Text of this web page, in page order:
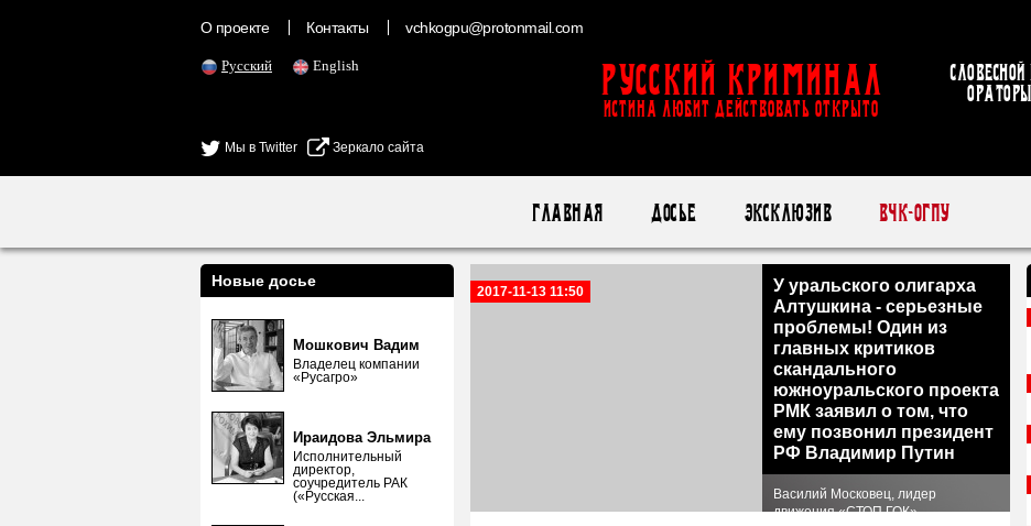
О проекте Контакты vchkogpu@protonmail.com
Русский English
Мы в Twitter Зеркало сайта
Русский Криминал
ИСТИНА ЛЮБИТ ДЕЙСТВОВАТЬ ОТКРЫТО
Главная Досье Эксклюзив ВЧК-ОГПУ
Новые досье
Мошкович Вадим
Владелец компании
«Русагро»
Ираидова Эльмира
Исполнительный
директор,
соучредитель РАК
(«Русская...
2017-11-13 11:50
У уральского олигарха
Алтушкина - серьезные
проблемы! Один из
главных критиков
скандального
южноуральского проекта
РМК заявил о том, что
ему позвонил президент
РФ Владимир Путин
Василий Московец, лидер
движения «СТОП ГОК»,